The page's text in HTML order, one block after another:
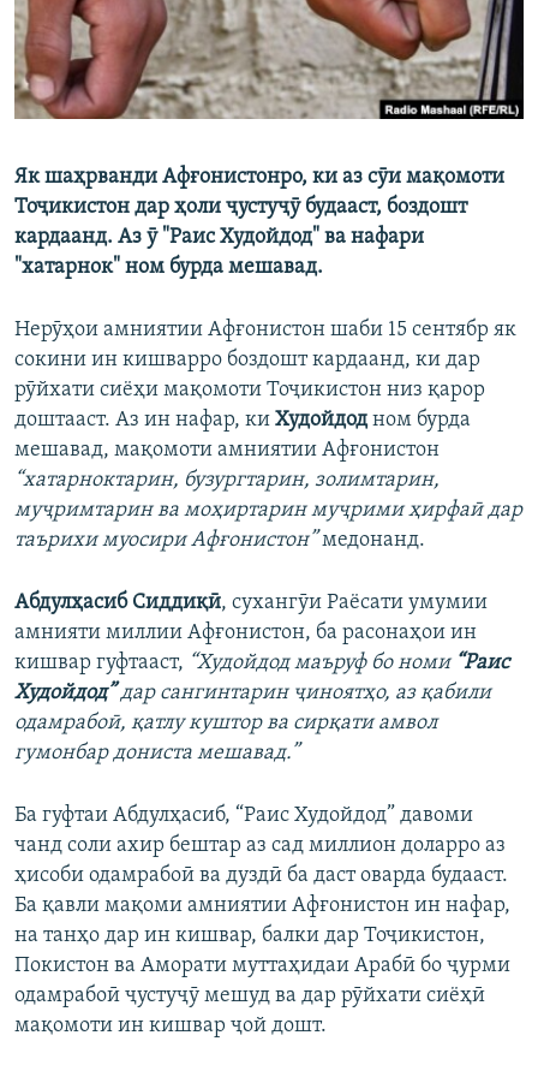
ГУЗОРИШҲОИ РАДИОӢ
Русский
ПАЙГИРӢ КУНЕД
Ҳамаи сомонаҳои RFE/RL
Як шаҳрванди Афғонистонро, ки аз сӯи мақомоти
Тоҷикистон дар ҳоли ҷустуҷӯ будааст, боздошт
кардаанд. Аз ӯ "Раис Худойдод" ва нафари
"хатарнок" ном бурда мешавад.
Нерӯҳои амниятии Афғонистон шаби 15 сентябр як
сокини ин кишварро боздошт кардаанд, ки дар
рӯйхати сиёҳи мақомоти Тоҷикистон низ қарор
доштааст. Аз ин нафар, ки Худойдодном бурда
мешавад, мақомоти амниятии Афғонистон
“хатарноктарин, бузургтарин, золимтарин,
муҷримтарин ва моҳиртарин муҷрими ҳирфаӣ дар
таърихи муосири Афғонистон”медонанд.
Абдулҳасиб Сиддиқӣ, сухангӯи Раёсати умумии
амнияти миллии Афғонистон, ба расонаҳои ин
кишвар гуфтааст, “Худойдод маъруф бо номи “Раис
Худойдод”дар сангинтарин ҷиноятҳо, аз қабили
одамрабоӣ, қатлу куштор ва сирқати амвол
гумонбар дониста мешавад.”
Ба гуфтаи Абдулҳасиб, “Раис Худойдод” давоми
чанд соли ахир бештар аз сад миллион доларро аз
ҳисоби одамрабоӣ ва дуздӣ ба даст оварда будааст.
Ба қавли мақоми амниятии Афғонистон ин нафар,
на танҳо дар ин кишвар, балки дар Тоҷикистон,
Покистон ва Аморати муттаҳидаи Арабӣ бо ҷурми
одамрабоӣ ҷустуҷӯ мешуд ва дар рӯйхати сиёҳӣ
мақомоти ин кишвар ҷой дошт.